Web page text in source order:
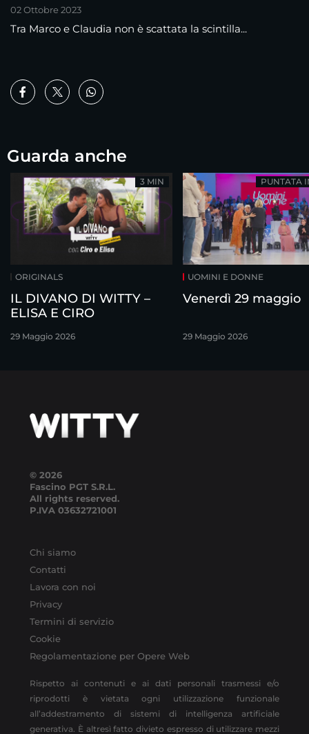
02 Ottobre 2023
Tra Marco e Claudia non è scattata la scintilla...
Guarda anche
ORIGINALS
IL DIVANO DI WITTY –
ELISA E CIRO
29 Maggio 2026
3 MIN
UOMINI E DONNE
Venerdì 29 maggio
29 Maggio 2026
PUNTATA
© 2026
Fascino PGT S.R.L.
All rights reserved.
P.IVA 03632721001
Chi siamo
Contatti
Lavora con noi
Privacy
Termini di servizio
Cookie
Regolamentazione per Opere Web
Rispetto ai contenuti e ai dati personali trasmessi e/o
riprodotti è vietata ogni utilizzazione funzionale
all’addestramento di sistemi di intelligenza artificiale
generativa. È altresì fatto divieto espresso di utilizzare mezzi